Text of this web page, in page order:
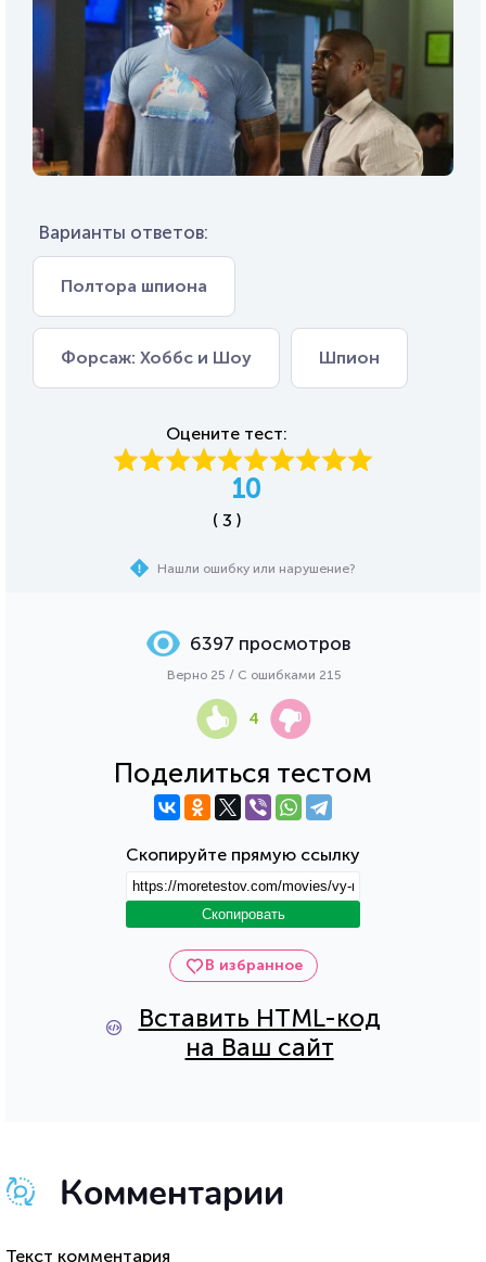
Варианты ответов:
Полтора шпиона
Форсаж: Хоббс и Шоу Шпион
Оцените тест:
10
( 3 )
Нашли ошибку или нарушение?
В избранное
Вставить HTML-код
на Ваш сайт
Поделиться тестом
Скопируйте прямую ссылку
Скопировать
6397 просмотров
Верно 25 / С ошибками 215
4
Комментарии
Текст комментария